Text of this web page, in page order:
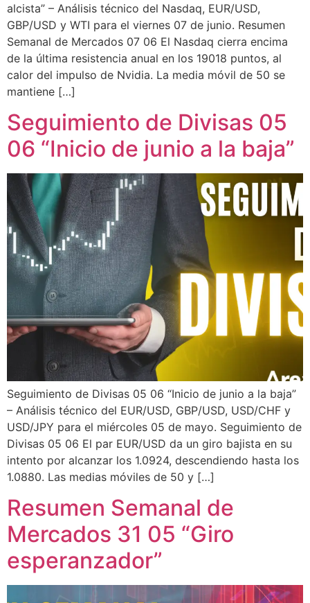
alcista” – Análisis técnico del Nasdaq, EUR/USD,
GBP/USD y WTI para el viernes 07 de junio. Resumen
Semanal de Mercados 07 06 El Nasdaq cierra encima
de la última resistencia anual en los 19018 puntos, al
calor del impulso de Nvidia. La media móvil de 50 se
mantiene […]
Seguimiento de Divisas 05
06 “Inicio de junio a la baja”
Seguimiento de Divisas 05 06 “Inicio de junio a la baja”
– Análisis técnico del EUR/USD, GBP/USD, USD/CHF y
USD/JPY para el miércoles 05 de mayo. Seguimiento de
Divisas 05 06 El par EUR/USD da un giro bajista en su
intento por alcanzar los 1.0924, descendiendo hasta los
1.0880. Las medias móviles de 50 y […]
Resumen Semanal de
Mercados 31 05 “Giro
esperanzador”